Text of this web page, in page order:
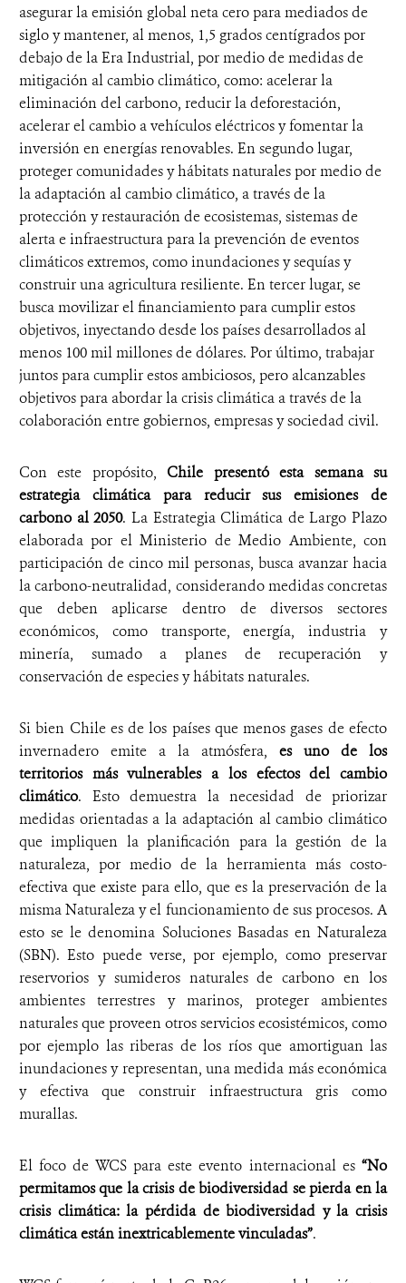
asegurar la emisión global neta cero para mediados de
siglo y mantener, al menos, 1,5 grados centígrados por
debajo de la Era Industrial, por medio de medidas de
mitigación al cambio climático, como: acelerar la
eliminación del carbono, reducir la deforestación,
acelerar el cambio a vehículos eléctricos y fomentar la
inversión en energías renovables. En segundo lugar,
proteger comunidades y hábitats naturales por medio de
la adaptación al cambio climático, a través de la
protección y restauración de ecosistemas, sistemas de
alerta e infraestructura para la prevención de eventos
climáticos extremos, como inundaciones y sequías y
construir una agricultura resiliente. En tercer lugar, se
busca movilizar el financiamiento para cumplir estos
objetivos, inyectando desde los países desarrollados al
menos 100 mil millones de dólares. Por último, trabajar
juntos para cumplir estos ambiciosos, pero alcanzables
objetivos para abordar la crisis climática a través de la
colaboración entre gobiernos, empresas y sociedad civil.
Con este propósito, Chile presentó esta semana su
estrategia climática para reducir sus emisiones de
carbono al 2050. La Estrategia Climática de Largo Plazo
elaborada por el Ministerio de Medio Ambiente, con
participación de cinco mil personas, busca avanzar hacia
la carbono-neutralidad, considerando medidas concretas
que deben aplicarse dentro de diversos sectores
económicos, como transporte, energía, industria y
minería, sumado a planes de recuperación y
conservación de especies y hábitats naturales.
Si bien Chile es de los países que menos gases de efecto
invernadero emite a la atmósfera, es uno de los
territorios más vulnerables a los efectos del cambio
climático. Esto demuestra la necesidad de priorizar
medidas orientadas a la adaptación al cambio climático
que impliquen la planificación para la gestión de la
naturaleza, por medio de la herramienta más costo-
efectiva que existe para ello, que es la preservación de la
misma Naturaleza y el funcionamiento de sus procesos. A
esto se le denomina Soluciones Basadas en Naturaleza
(SBN). Esto puede verse, por ejemplo, como preservar
reservorios y sumideros naturales de carbono en los
ambientes terrestres y marinos, proteger ambientes
naturales que proveen otros servicios ecosistémicos, como
por ejemplo las riberas de los ríos que amortiguan las
inundaciones y representan, una medida más económica
y efectiva que construir infraestructura gris como
murallas.
El foco de WCS para este evento internacional es “No
permitamos que la crisis de biodiversidad se pierda en la
crisis climática: la pérdida de biodiversidad y la crisis
climática están inextricablemente vinculadas”.